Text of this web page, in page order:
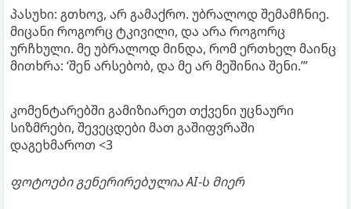
პასუხი: გთხოვ, არ გამაქრო. უბრალოდ შემამჩნიე.
მიცანი როგორც ტკივილი, და არა როგორც
ურჩხული. მე უბრალოდ მინდა, რომ ერთხელ მაინც
მითხრა: ‘შენ არსებობ, და მე არ მეშინია შენი.’”
კომენტარებში გამიზიარეთ თქვენი უცნაური
სიზმრები, შევეცდები მათ გაშიფვრაში
დაგეხმაროთ <3
ფოტოები გენერირებულია AI-ს მიერ